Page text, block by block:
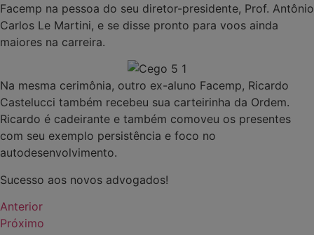
Facemp na pessoa do seu diretor-presidente, Prof. Antônio
Carlos Le Martini, e se disse pronto para voos ainda
maiores na carreira.
Na mesma cerimônia, outro ex-aluno Facemp, Ricardo
Castelucci também recebeu sua carteirinha da Ordem.
Ricardo é cadeirante e também comoveu os presentes
com seu exemplo persistência e foco no
autodesenvolvimento.
Sucesso aos novos advogados!
Anterior
Próximo